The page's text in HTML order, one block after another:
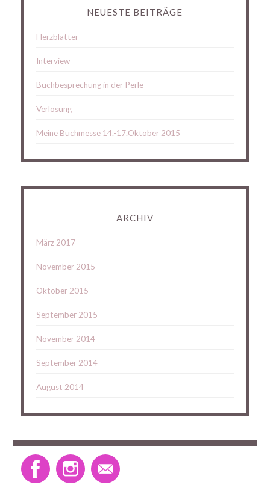
NEUESTE BEITRÄGE
Herzblätter
Interview
Buchbesprechung in der Perle
Verlosung
Meine Buchmesse 14.-17.Oktober 2015
ARCHIV
März 2017
November 2015
Oktober 2015
September 2015
November 2014
September 2014
August 2014